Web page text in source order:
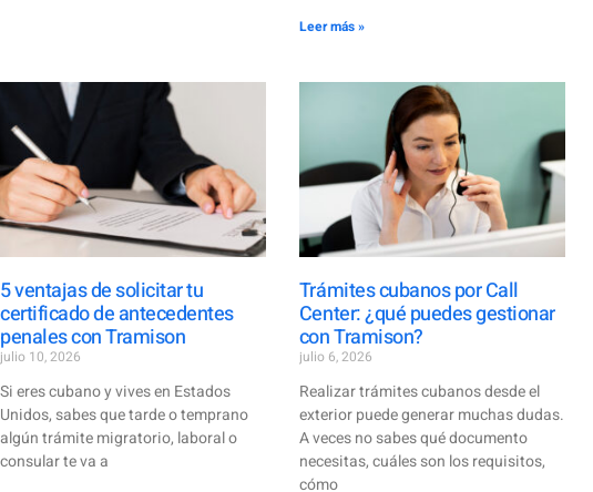
Leer más »
5 ventajas de solicitar tu
certificado de antecedentes
penales con Tramison
julio 10, 2026
Si eres cubano y vives en Estados
Unidos, sabes que tarde o temprano
algún trámite migratorio, laboral o
consular te va a
Trámites cubanos por Call
Center: ¿qué puedes gestionar
con Tramison?
julio 6, 2026
Realizar trámites cubanos desde el
exterior puede generar muchas dudas.
A veces no sabes qué documento
necesitas, cuáles son los requisitos,
cómo